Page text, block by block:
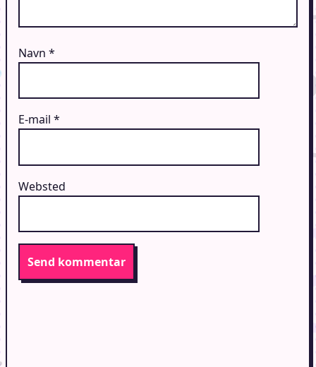
Navn *
E-mail *
Websted